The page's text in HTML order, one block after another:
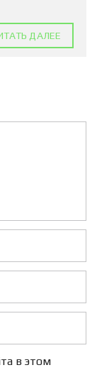
ДАЛЕЕ
в этом